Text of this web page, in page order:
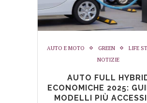
AUTO E MOTO GREEN
LIFE
NOTIZIE
AUTO FULL
ECONOMICHE 2025:
MODELLI PIÙ